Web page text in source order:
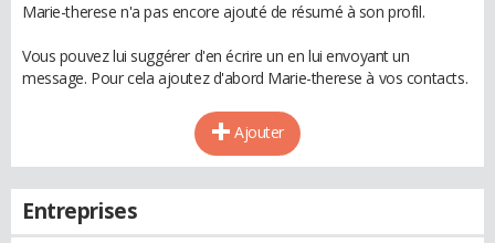
Marie-therese n'a pas encore ajouté de résumé à son profil.
Vous pouvez lui suggérer d'en écrire un en lui envoyant un
message. Pour cela ajoutez d'abord Marie-therese à vos contacts.
Ajouter
Entreprises